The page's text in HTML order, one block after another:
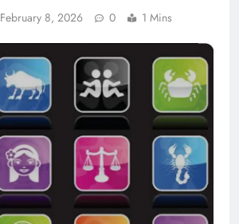
February 8, 2026 0 1 Mins